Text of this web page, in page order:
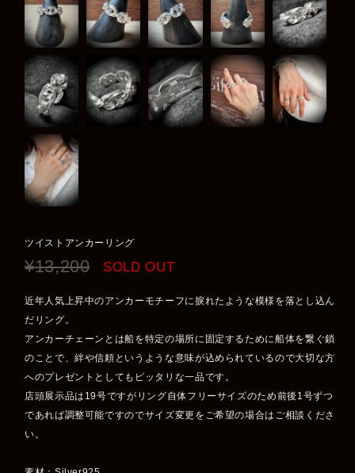
ツイストアンカーリング
¥13,200 SOLD OUT
近年人気上昇中のアンカーモチーフに捩れたような模様を落とし込ん
だリング。
アンカーチェーンとは船を特定の場所に固定するために船体を繋ぐ鎖
のことで、絆や信頼というような意味が込められているので大切な方
へのプレゼントとしてもピッタリな一品です。
店頭展示品は19号ですがリング自体フリーサイズのため前後1号ずつ
であれば調整可能ですのでサイズ変更をご希望の場合はご相談くださ
い。